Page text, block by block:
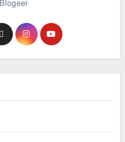
Blogeer